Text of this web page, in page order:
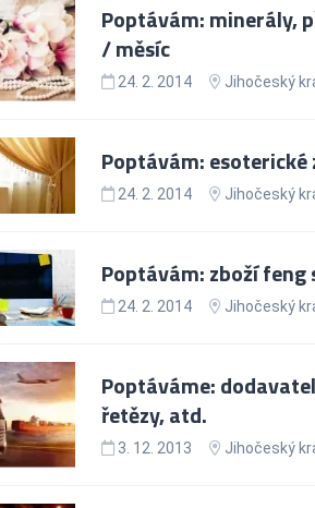
Poptávám: minerály,
/ měsíc
24. 2. 2014 Jihočeský
Poptávám: esoterické
24. 2. 2014 Jihočeský
Poptávám: zboží feng
24. 2. 2014 Jihočeský
Poptáváme:
řetězy, atd.
3. 12. 2013 Jihočeský